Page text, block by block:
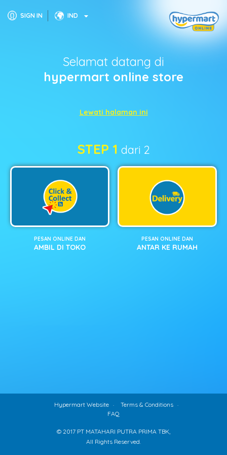
SIGN IN IND
Selamat datang di
hypermart online store
Lewati halaman ini
STEP 1 dari 2
PESAN ONLINE DAN
AMBIL DI TOKO
PESAN ONLINE DAN
ANTAR KE RUMAH
Hypermart Website
Terms & Conditions
FAQ
© 2017 PT MATAHARI PUTRA PRIMA TBK,
All Rights Reserved.